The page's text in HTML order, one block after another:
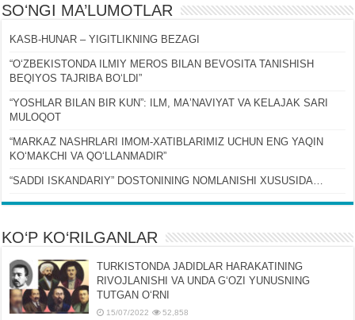
SOʻNGI MA’LUMOTLAR
KASB-HUNAR – YIGITLIKNING BEZAGI
“OʻZBEKISTONDA ILMIY MEROS BILAN BEVOSITA TANISHISH
BEQIYOS TAJRIBA BOʻLDI”
“YOSHLAR BILAN BIR KUN”: ILM, MAʼNAVIYAT VA KELAJAK SARI
MULOQOT
“MARKAZ NASHRLARI IMOM-XATIBLARIMIZ UCHUN ENG YAQIN
KOʻMAKCHI VA QOʻLLANMADIR”
“SADDI ISKANDARIY” DOSTONINING NOMLANISHI XUSUSIDA…
KO‘P KO‘RILGANLAR
TURKISTONDA JADIDLAR HARAKATINING
RIVOJLANISHI VA UNDA GʻOZI YUNUSNING
TUTGAN OʻRNI
15/07/2022 52,858